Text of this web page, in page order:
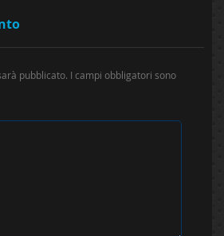
pubblicato. I campi obbligatori sono